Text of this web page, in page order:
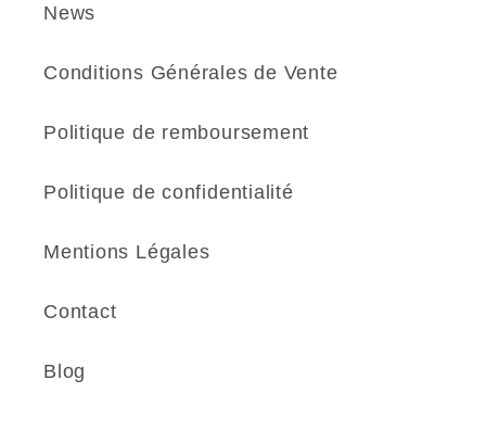
News
Conditions Générales de Vente
Politique de remboursement
Politique de confidentialité
Mentions Légales
Contact
Blog